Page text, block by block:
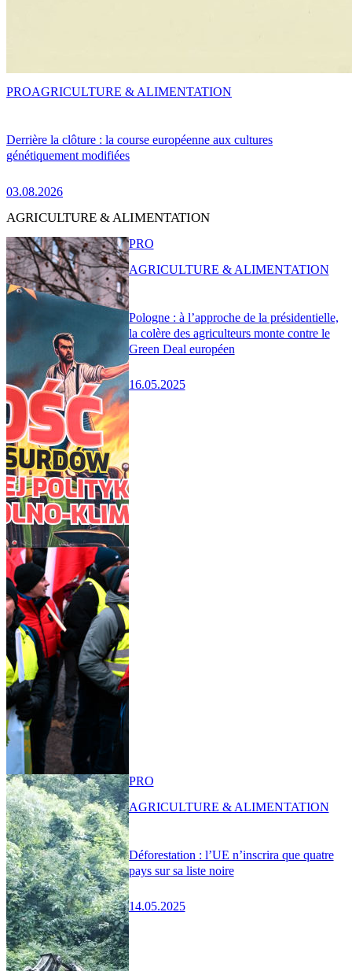
Derrière la clôture : la course européenne aux cultures
génétiquement modifiées
03.08.2026
PROAGRICULTURE & ALIMENTATION
AGRICULTURE & ALIMENTATION
Pologne : à l’approche de la présidentielle,
la colère des agriculteurs monte contre le
Green Deal européen
16.05.2025
PRO
AGRICULTURE & ALIMENTATION
Déforestation : l’UE n’inscrira que quatre
pays sur sa liste noire
14.05.2025
PRO
AGRICULTURE & ALIMENTATION